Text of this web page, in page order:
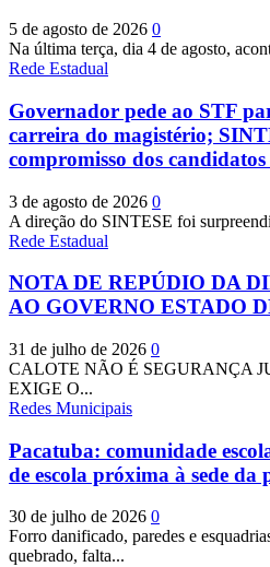
5 de agosto de 2026 0
Na última terça, dia 4 de agosto,
Rede Estadual
Governador pede ao STF
carreira do magistério;
compromisso dos
3 de agosto de 2026 0
A direção do SINTESE foi
Rede Estadual
NOTA DE REPÚDIO DA
AO GOVERNO ESTADO
31 de julho de 2026 0
CALOTE NÃO É SEGURANÇA
EXIGE O...
Redes Municipais
Pacatuba: comunidade
de escola próxima à sede da
30 de julho de 2026 0
Forro danificado, paredes e
quebrado, falta...